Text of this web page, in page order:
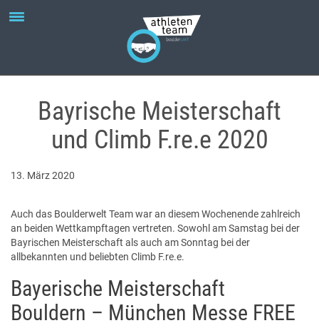
Bayrische Meisterschaft
und Climb F.re.e 2020
13. März 2020
Auch das Boulderwelt Team war an diesem Wochenende zahlreich
an beiden Wettkampftagen vertreten. Sowohl am Samstag bei der
Bayrischen Meisterschaft als auch am Sonntag bei der
allbekannten und beliebten Climb F.re.e.
Bayerische Meisterschaft
Bouldern – München Messe FREE